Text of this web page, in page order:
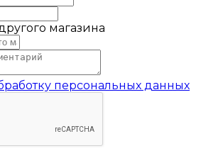
магазина
персональных данных